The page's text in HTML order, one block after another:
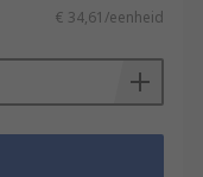
€ 34,61/eenheid